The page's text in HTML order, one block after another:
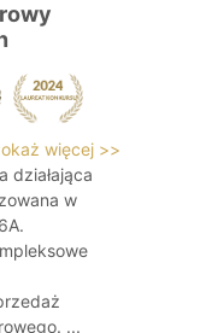
więcej >>
działająca
w
...